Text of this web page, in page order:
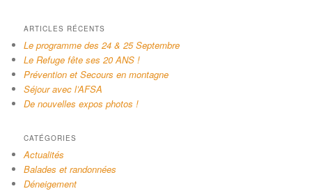
ARTICLES RÉCENTS
Le programme des 24 & 25 Septembre
Le Refuge fête ses 20 ANS !
Prévention et Secours en montagne
Séjour avec l’AFSA
De nouvelles expos photos !
CATÉGORIES
Actualités
Balades et randonnées
Déneigement